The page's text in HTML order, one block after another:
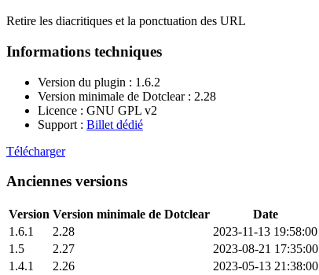
Retire les diacritiques et la ponctuation des URL
Informations techniques
Version du plugin : 1.6.2
Version minimale de Dotclear : 2.28
Licence : GNU GPL v2
Support : Billet dédié
Télécharger
Anciennes versions
Version Version minimale de Dotclear Date
1.6.1
2.28 2023-11-13 19:58:00
1.5
2.27 2023-08-21 17:35:00
1.4.1
2.26 2023-05-13 21:38:00